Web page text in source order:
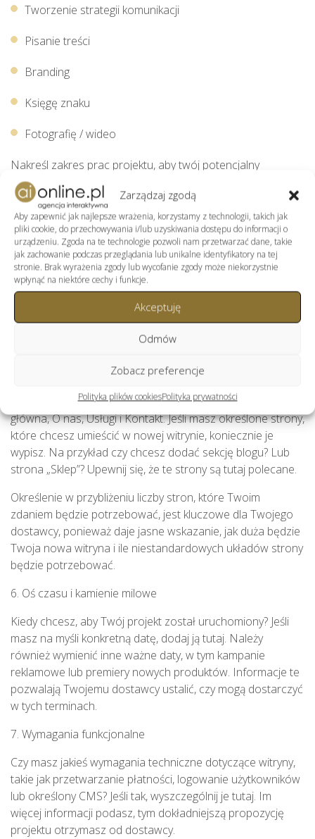
Zarządzaj zgodą
Aby zapewnić jak najlepsze wrażenia, korzystamy z technologii, takich jak
pliki cookie, do przechowywania i/lub uzyskiwania dostępu do informacji o
urządzeniu. Zgoda na te technologie pozwoli nam przetwarzać dane, takie
jak zachowanie podczas przeglądania lub unikalne identyfikatory na tej
stronie. Brak wyrażenia zgody lub wycofanie zgody może niekorzystnie
wpłynąć na niektóre cechy i funkcje.
Akceptuję
Odmów
Zobacz preferencje
Polityka plików cookiesPolityka prywatności
Tworzenie strategii komunikacji
Pisanie treści
Branding
Księgę znaku
Fotografię / wideo
Nakreśl zakres prac projektu, aby twój potencjalny
wykonawca mógł wziąć pod uwagę konkretne zadania,
które należy wykonać. Umożliwi im to przedstawienie
jaśniejszej wyceny.
5. Mapa strony
Mapa strony to przede wszystkim spis treści dla Twojej
witryny. Powinien być zaprojektowany w taki sposób, aby
użytkownicy mogli szybko i łatwo znaleźć to, czego szukają.
(User Experience (UX) jest kluczowym czynnikiem
wpływającym na efektywność Twojej witryny i to często
opuszczeniu w ciągu kilku sekund).
Utwórz ogólną mapę witryny, w tym strony takie jak Strona
główna, O nas, Usługi i Kontakt. Jeśli masz określone strony,
które chcesz umieścić w nowej witrynie, koniecznie je
wypisz. Na przykład czy chcesz dodać sekcję blogu? Lub
strona „Sklep”? Upewnij się, że te strony są tutaj polecane.
Określenie w przybliżeniu liczby stron, które Twoim
zdaniem będzie potrzebować, jest kluczowe dla Twojego
dostawcy, ponieważ daje jasne wskazanie, jak duża będzie
Twoja nowa witryna i ile niestandardowych układów strony
będzie potrzebować.
6. Oś czasu i kamienie milowe
Kiedy chcesz, aby Twój projekt został uruchomiony? Jeśli
masz na myśli konkretną datę, dodaj ją tutaj. Należy
również wymienić inne ważne daty, w tym kampanie
reklamowe lub premiery nowych produktów. Informacje te
pozwalają Twojemu dostawcy ustalić, czy mogą dostarczyć
w tych terminach.
7. Wymagania funkcjonalne
Czy masz jakieś wymagania techniczne dotyczące witryny,
takie jak przetwarzanie płatności, logowanie użytkowników
lub określony CMS? Jeśli tak, wyszczególnij je tutaj. Im
więcej informacji podasz, tym dokładniejszą propozycję
projektu otrzymasz od dostawcy.